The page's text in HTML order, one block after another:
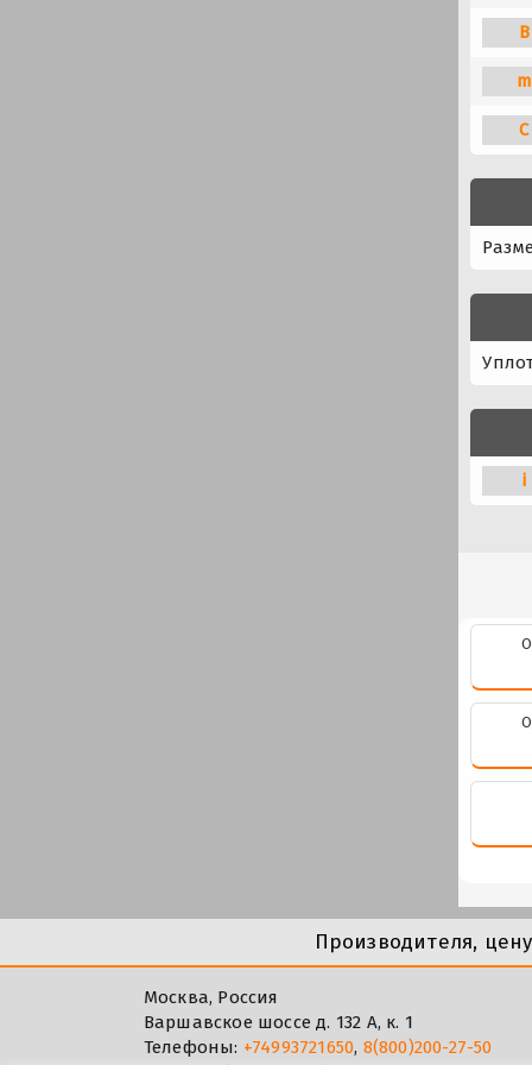
B
m
C
i
Производителя,
Москва, Россия
Варшавское шоссе д. 132 А, к. 1
Телефоны: +74993721650, 8(800)200-27-50